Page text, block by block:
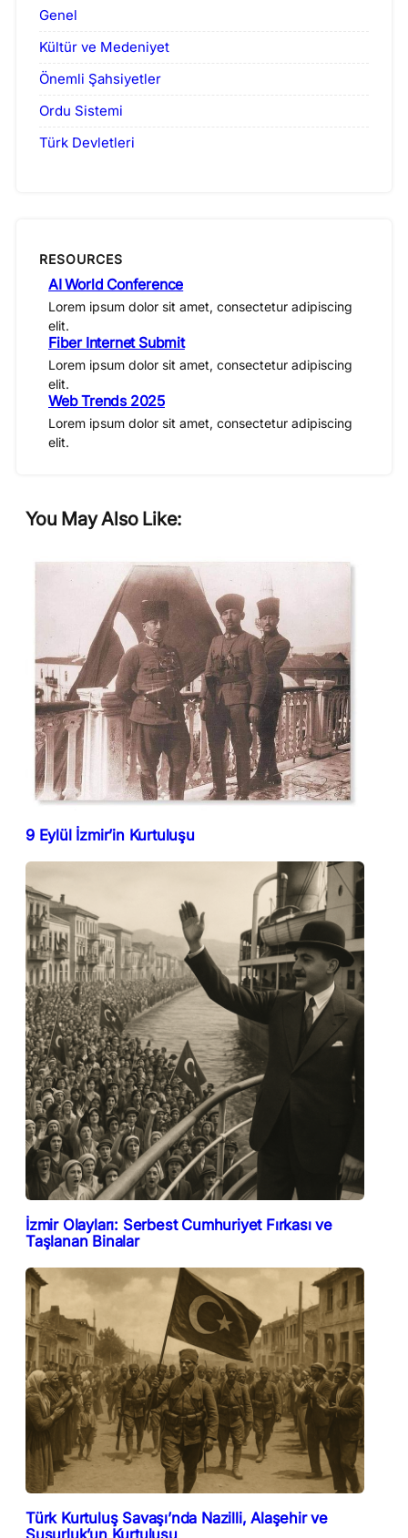
Genel
Kültür ve Medeniyet
Önemli Şahsiyetler
Ordu Sistemi
Türk Devletleri
RESOURCES
AI World Conference
Lorem ipsum dolor sit amet, consectetur adipiscing
elit.
Fiber Internet Submit
Lorem ipsum dolor sit amet, consectetur adipiscing
elit.
Web Trends 2025
Lorem ipsum dolor sit amet, consectetur adipiscing
elit.
You May Also Like:
9 Eylül İzmir’in Kurtuluşu
İzmir Olayları: Serbest Cumhuriyet Fırkası ve
Taşlanan Binalar
Türk Kurtuluş Savaşı’nda Nazilli, Alaşehir ve